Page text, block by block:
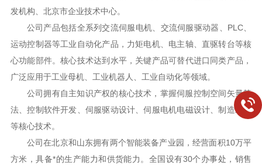
发机构、北京市企业技术中心。
公司产品包括全系列交流伺服电机、交流伺服驱动器、PLC、
运动控制器等工业自动化产品，力矩电机、电主轴、直驱转台等核
心功能部件。核心技术达到水平，关键产品可替代进口同类产品，
广泛应用于工业母机、工业机器人、工业自动化等领域。
公司拥有自主知识产权的核心技术，掌握伺服控制空间矢量算
法、控制软件开发、伺服驱动设计、伺服电机电磁设计、制造工艺
等核心技术。
公司在北京和山东拥有两个智能装备产业园，经营面积10万平
方米，具备*的生产能力和供货能力。全国设有30个办事处，销售